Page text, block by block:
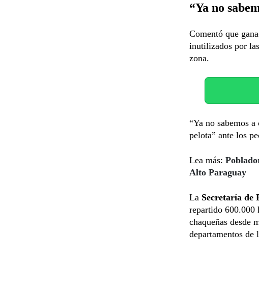
“Ya no
Comentó que
inutilizados por
zona.
“Ya no sabemos
pelota” ante los
Lea más:
Alto Paraguay
La Secretaría de
repartido 600.000
chaqueñas desde
departamentos de